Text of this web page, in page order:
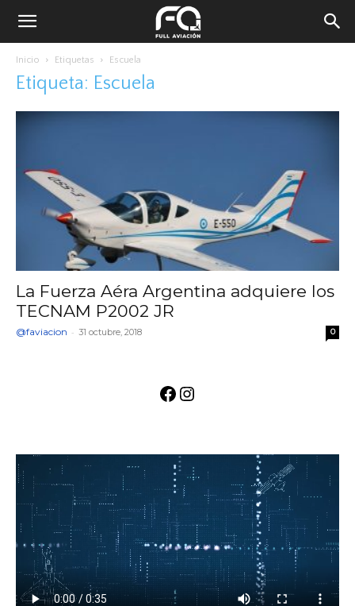
Inicio Etiquetas Escuela
Etiqueta: Escuela
La Fuerza Aéra Argentina adquiere los
TECNAM P2002 JR
@faviacion - 31 octubre, 2018 0
Facebook
Instagram